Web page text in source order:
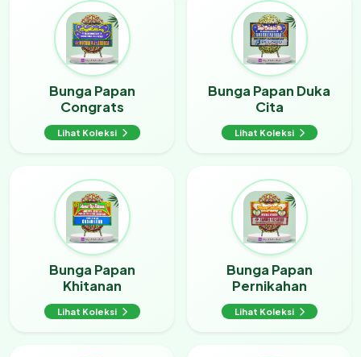
Bunga Papan
Congrats
Lihat Koleksi
Bunga Papan Duka
Cita
Lihat Koleksi
Bunga Papan
Khitanan
Lihat Koleksi
Bunga Papan
Pernikahan
Lihat Koleksi